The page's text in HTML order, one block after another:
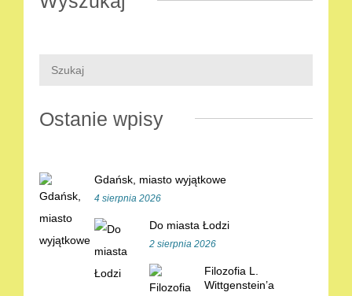
Ostanie wpisy
Gdańsk, miasto wyjątkowe
4 sierpnia 2026
Do miasta Łodzi
2 sierpnia 2026
Filozofia L.
Wittgenstein’a